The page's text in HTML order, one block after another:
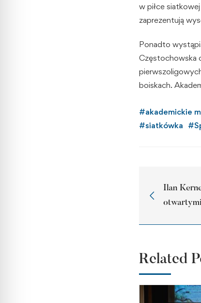
w piłce
zaprezentują
Ponadto
Częstochowska
boiskach.
#akademickie
#siatkówka #
Ilan
Related